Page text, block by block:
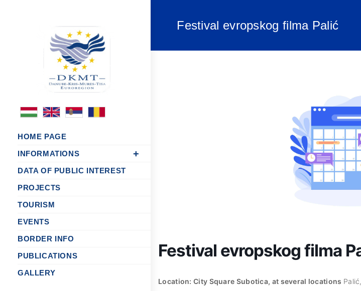
HOME PAGE
INFORMATIONS
DATA OF PUBLIC INTEREST
PROJECTS
TOURISM
EVENTS
BORDER INFO
PUBLICATIONS
GALLERY
Festival evropskog filma Palić
Festival evropskog filma
Location: City Square Subotica, at several locations